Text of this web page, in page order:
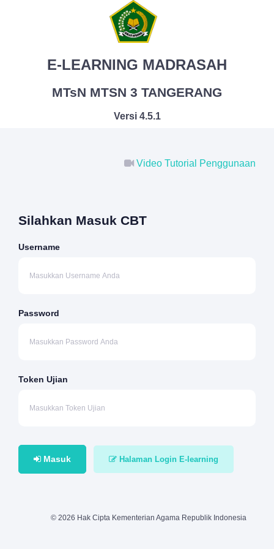
E-LEARNING MADRASAH
MTsN MTSN 3 TANGERANG
Versi 4.5.1
Video Tutorial Penggunaan
Silahkan Masuk CBT
Username
Password
Token Ujian
Masuk Halaman Login E-learning
© 2026 Hak Cipta Kementerian Agama Republik Indonesia